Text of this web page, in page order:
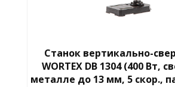
Станок вертикально-
WORTEX DB 1304 (400 Вт,
металле до 13 мм, 5 скор.,